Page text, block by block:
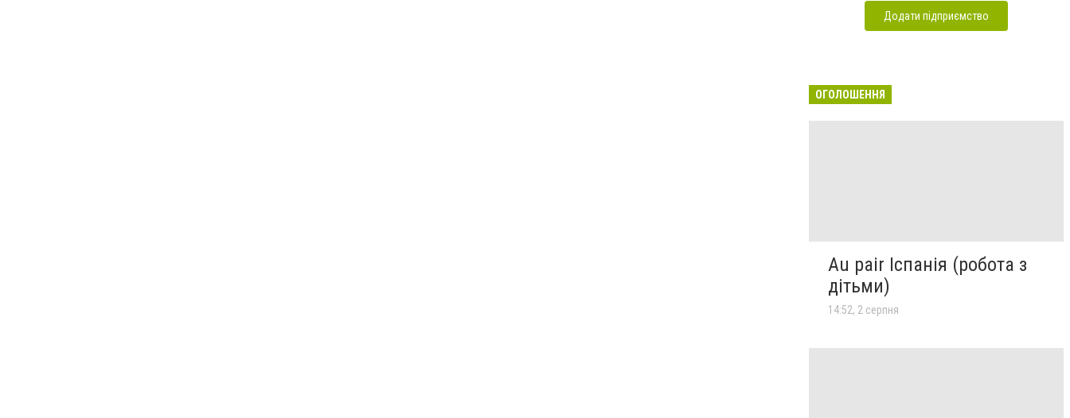
Додати підприємство
ОГОЛОШЕННЯ
Au pair Іспанія (робота з
дітьми)
14:52, 2 серпня